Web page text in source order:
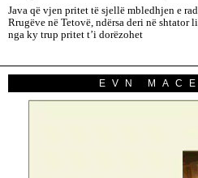
Java që vjen pritet të sjellë mbledhjen e
Rrugëve në Tetovë, ndërsa deri në shtator
nga ky trup pritet t’i dorëzohet
EVN